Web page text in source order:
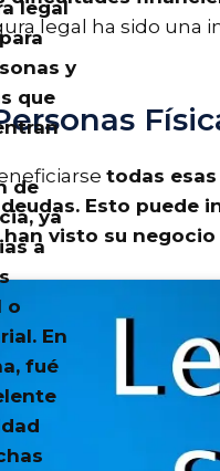
legal ha sido una
todas
. Esto puede
visto su
legal
y
que
de
ya
a
o
En
, fué